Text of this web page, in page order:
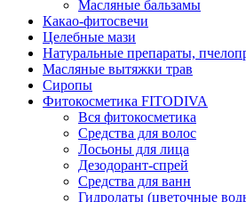
Масляные бальзамы
Какао-фитосвечи
Целебные мази
Натуральные препараты,
Масляные вытяжки трав
Сиропы
Фитокосметика FITODIVA
Вся фитокосметика
Средства для волос
Лосьоны для лица
Дезодорант-спрей
Средства для ванн
Гидролаты (цветочные